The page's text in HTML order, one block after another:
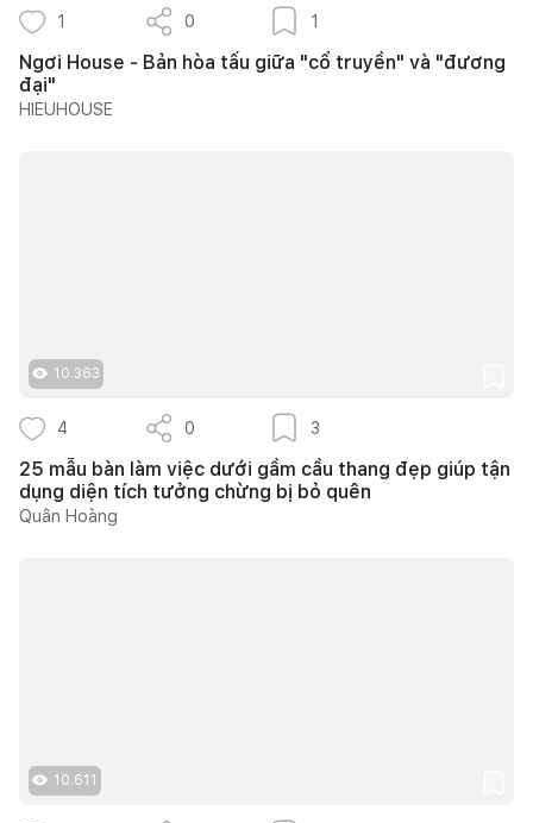
1 0 1
Ngơi House - Bản hòa tấu giữa "cổ truyền" và "đương
đại"
HIEUHOUSE
10.363
4 0 3
25 mẫu bàn làm việc dưới gầm cầu thang đẹp giúp tận
dụng diện tích tưởng chừng bị bỏ quên
Quân Hoàng
10.611